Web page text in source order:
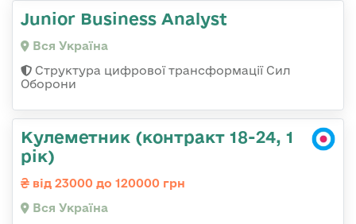
Junior Business Analyst
Вся Україна
Структура цифрової трансформації Сил
Оборони
Кулеметник (контракт 18-24, 1
рік)
від 23000 до 120000 грн
Вся Україна